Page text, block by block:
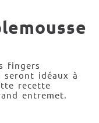
fingers
idéaux à
recette
entremet.